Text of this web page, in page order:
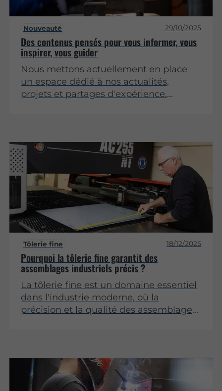
Nouveauté 29/10/2025
Des contenus pensés pour vous informer, vous
inspirer, vous guider
Nous mettons actuellement en place
un espace dédié à nos actualités,
projets et partages d'expérience.
Tôlerie fine 18/12/2025
Pourquoi la tôlerie fine garantit des
assemblages industriels précis ?
La tôlerie fine est un domaine essentiel
dans l'industrie moderne, où la
précision et la qualité des assemblages
assemblages industriels d'une grande
précision.